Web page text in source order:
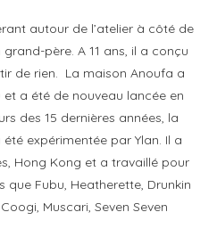
autour de l’atelier à côté de
père. A 11 ans, il a conçu
de rien. La maison Anoufa a
a été de nouveau lancée en
des 15 dernières années, la
expérimentée par Ylan. Il a
Hong Kong et a travaillé pour
que Fubu, Heatherette, Drunkin
Muscari, Seven Seven